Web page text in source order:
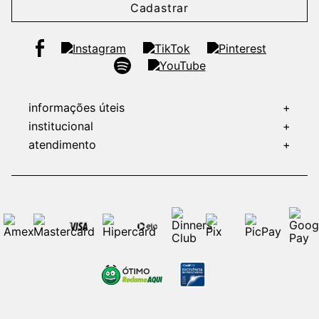
Cadastrar
informações úteis
+
institucional
+
atendimento
+